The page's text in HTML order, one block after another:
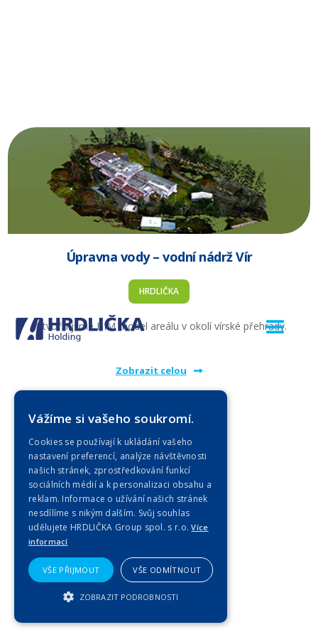
Úpravna vody – vodní nádrž Vír
HRDLIČKA
Vytvořili jsme BIM model areálu v okolí vírské přehrady.
Zobrazit celou
Vážíme si vašeho soukromí.
Cookies se používají k ukládání vašeho
nastavení preferencí, analýze návštěvnosti
našich stránek, zprostředkování funkcí
sociálních médií a k personalizaci obsahu a
reklam. Informace o užívání našich stránek
nesdílíme s nikým dalším. Svůj souhlas
udělujete HRDLIČKA Group spol. s r.o.Více
informací
VŠE PŘIJMOUT VŠE ODMÍTNOUT
ZOBRAZIT PODROBNOSTI
NEZBYTNĚ NUTNÉ SOUBORY